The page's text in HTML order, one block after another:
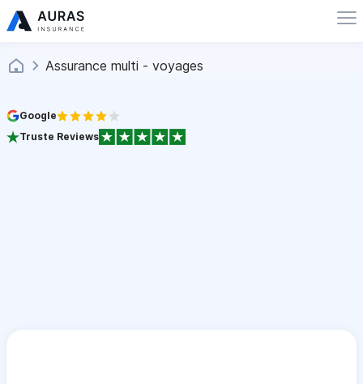
Assurance multi - voyages
Google
Truste Reviews